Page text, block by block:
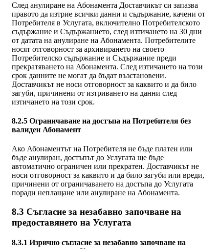
След анулиране на Абонамента Доставчикът си запазва
правото да изтрие всички данни и съдържание, качени от
Потребителя в Услугата, включително Потребителското
съдържание и Съдържанието, след изтичането на 30 дни
от датата на анулиране на Абонамента. Потребителите
носят отговорност за архивирането на своето
Потребителско съдържание и Съдържание преди
прекратяването на Абонамента. След изтичането на този
срок данните не могат да бъдат възстановени.
Доставчикът не носи отговорност за каквито и да било
загуби, причинени от изтриването на данни след
изтичането на този срок.
8.2.5 Ограничаване на достъпа на Потребителя без
валиден Абонамент
Ако Абонаментът на Потребителя не бъде платен или
бъде анулиран, достъпът до Услугата ще бъде
автоматично ограничен или прекратен. Доставчикът не
носи отговорност за каквито и да било загуби или вреди,
причинени от ограничаването на достъпа до Услугата
поради неплащане или анулиране на Абонамента.
8.3 Съгласие за незабавно започване на
предоставянето на Услугата
8.3.1 Изрично съгласие за незабавно започване на